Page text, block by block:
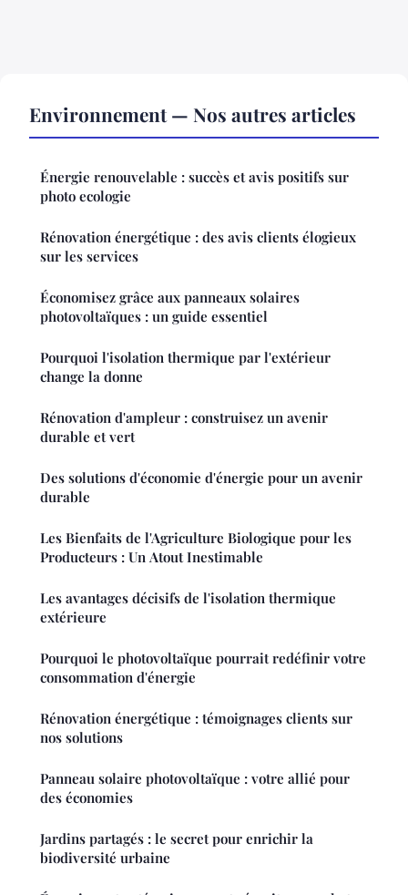
Environnement — Nos autres articles
Énergie renouvelable : succès et avis positifs sur
photo ecologie
Rénovation énergétique : des avis clients élogieux
sur les services
Économisez grâce aux panneaux solaires
photovoltaïques : un guide essentiel
Pourquoi l'isolation thermique par l'extérieur
change la donne
Rénovation d'ampleur : construisez un avenir
durable et vert
Des solutions d'économie d'énergie pour un avenir
durable
Les Bienfaits de l'Agriculture Biologique pour les
Producteurs : Un Atout Inestimable
Les avantages décisifs de l'isolation thermique
extérieure
Pourquoi le photovoltaïque pourrait redéfinir votre
consommation d'énergie
Rénovation énergétique : témoignages clients sur
nos solutions
Panneau solaire photovoltaïque : votre allié pour
des économies
Jardins partagés : le secret pour enrichir la
biodiversité urbaine